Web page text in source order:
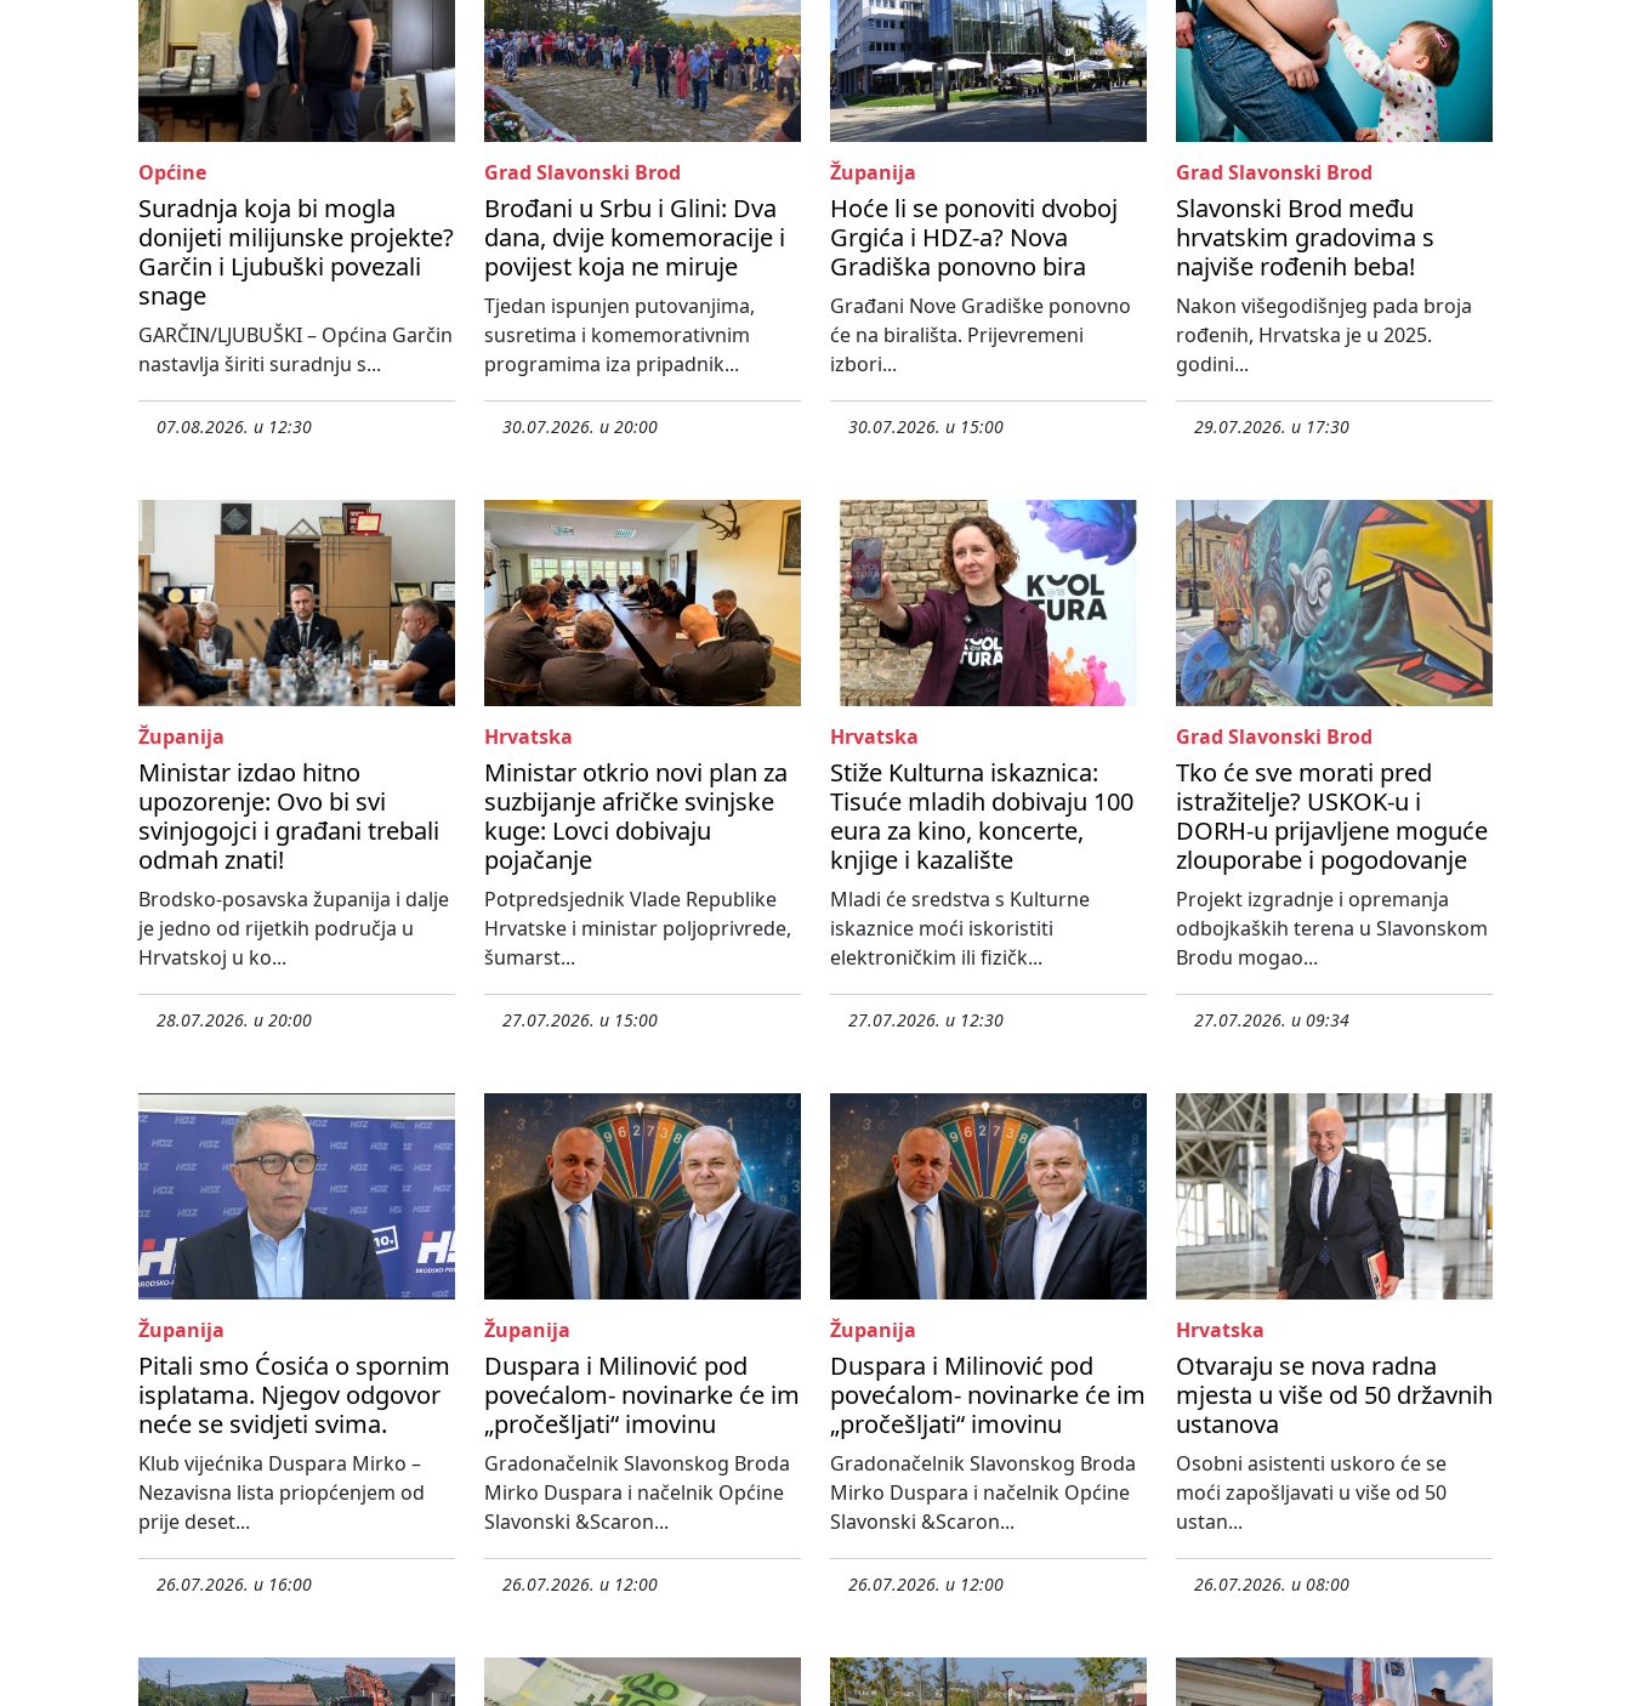
Općine
Suradnja koja bi mogla
donijeti milijunske projekte?
Garčin i Ljubuški povezali
snage
GARČIN/LJUBUŠKI – Općina Garčin
nastavlja širiti suradnju s...
07.08.2026. u 12:30
Grad Slavonski Brod
Brođani u Srbu i Glini: Dva
dana, dvije komemoracije i
povijest koja ne miruje
Tjedan ispunjen putovanjima,
susretima i komemorativnim
programima iza pripadnik...
30.07.2026. u 20:00
Županija
Hoće li se ponoviti dvoboj
Grgića i HDZ-a? Nova
Gradiška ponovno bira
Građani Nove Gradiške ponovno
će na birališta. Prijevremeni
izbori...
30.07.2026. u 15:00
Grad Slavonski Brod
Slavonski Brod među
hrvatskim gradovima s
najviše rođenih beba!
Nakon višegodišnjeg pada broja
rođenih, Hrvatska je u 2025.
godini...
29.07.2026. u 17:30
Županija
Ministar izdao hitno
upozorenje: Ovo bi svi
svinjogojci i građani trebali
odmah znati!
Brodsko-posavska županija i dalje
je jedno od rijetkih područja u
Hrvatskoj u ko...
28.07.2026. u 20:00
Hrvatska
Ministar otkrio novi plan za
suzbijanje afričke svinjske
kuge: Lovci dobivaju
pojačanje
Potpredsjednik Vlade Republike
Hrvatske i ministar poljoprivrede,
šumarst...
27.07.2026. u 15:00
Hrvatska
Stiže Kulturna iskaznica:
Tisuće mladih dobivaju 100
eura za kino, koncerte,
knjige i kazalište
Mladi će sredstva s Kulturne
iskaznice moći iskoristiti
elektroničkim ili fizičk...
27.07.2026. u 12:30
Grad Slavonski Brod
Tko će sve morati pred
istražitelje? USKOK-u i
DORH-u prijavljene moguće
zlouporabe i pogodovanje
Projekt izgradnje i opremanja
odbojkaških terena u Slavonskom
Brodu mogao...
27.07.2026. u 09:34
Županija
Pitali smo Ćosića o spornim
isplatama. Njegov odgovor
neće se svidjeti svima.
Klub vijećnika Duspara Mirko –
Nezavisna lista priopćenjem od
prije deset...
26.07.2026. u 16:00
Županija
Duspara i Milinović pod
povećalom- novinarke će im
„pročešljati“ imovinu
Gradonačelnik Slavonskog Broda
Mirko Duspara i načelnik Općine
Slavonski &Scaron...
26.07.2026. u 12:00
Županija
Duspara i Milinović pod
povećalom- novinarke će im
„pročešljati“ imovinu
Gradonačelnik Slavonskog Broda
Mirko Duspara i načelnik Općine
Slavonski &Scaron...
26.07.2026. u 12:00
Hrvatska
Otvaraju se nova radna
mjesta u više od 50 državnih
ustanova
Osobni asistenti uskoro će se
moći zapošljavati u više od 50
ustan...
26.07.2026. u 08:00